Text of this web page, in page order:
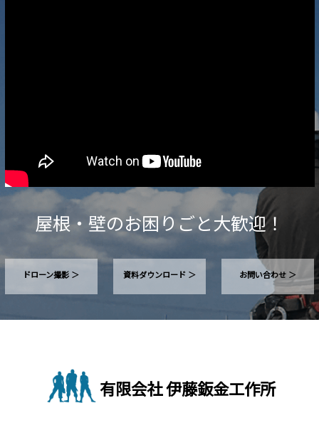
屋根・壁のお困りごと大歓迎！
ドローン撮影 ＞ 資料ダウンロード ＞ お問い合わせ ＞
有限会社 伊藤鈑金工作所